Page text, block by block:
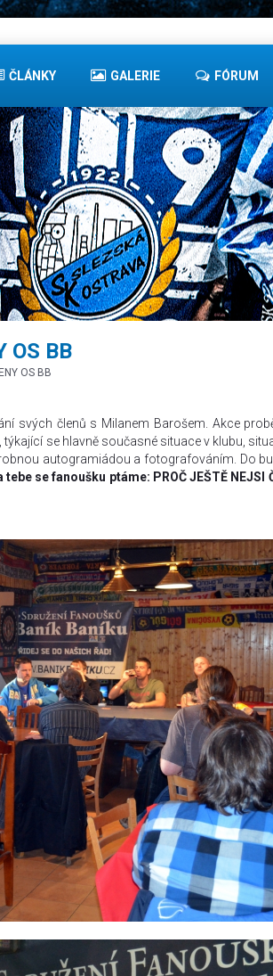
ČLÁNKY GALERIE FÓRUM
OS BB
OS BB
svých členů s Milanem Barošem. Akce
se hlavně současné situace v klubu,
autogramiádou a fotografováním. Do
se fanoušku ptáme: PROČ JEŠTĚ NEJSI